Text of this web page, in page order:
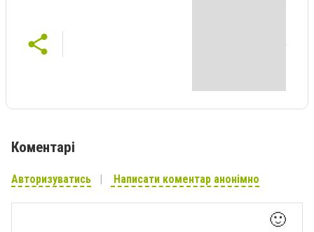
Коментарі
Авторизуватись Написати коментар анонімно
🙂